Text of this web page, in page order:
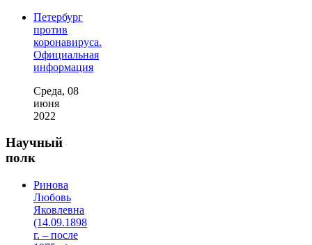
Петербург
против
коронавируса.
Официальная
информация
Среда, 08
июня
2022
Научный
полк
Ринова
Любовь
Яковлевна
(14.09.1898
г. – после